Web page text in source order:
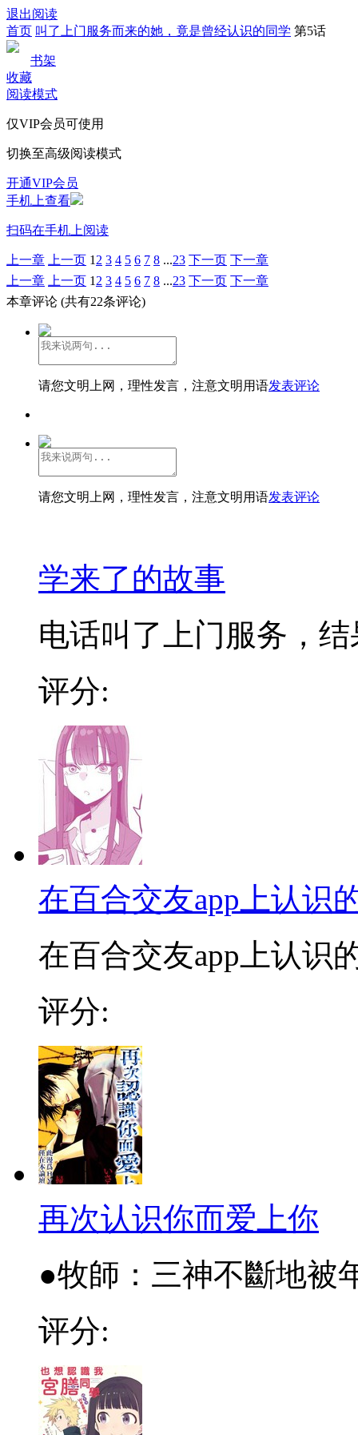
退出阅读
首页 叫了上门服务而来的她，竟是曾经认识的同学 第5话
书架
收藏
阅读模式
仅VIP会员可使用
切换至高级阅读模式
开通VIP会员
手机上查看
扫码在手机上阅读
上一章 上一页 1 2 3 4 5 6 7 8 ...23 下一页 下一章
上一章
上一页 1 2 3 4 5 6 7 8 ...23 下一页 下一章
本章评论 (共有22条评论)
请您文明上网，理性发言，注意文明用语发表评论
请您文明上网，理性发言，注意文明用语发表评论
学来了的故事
电话叫了上门服务，
评分:
在百合交友app上认识
在百合交友app上认识
评分:
再次认识你而爱上你
●牧師：三神不斷地被
评分: